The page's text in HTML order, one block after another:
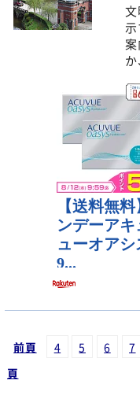
前頁 4 5 6 7
頁